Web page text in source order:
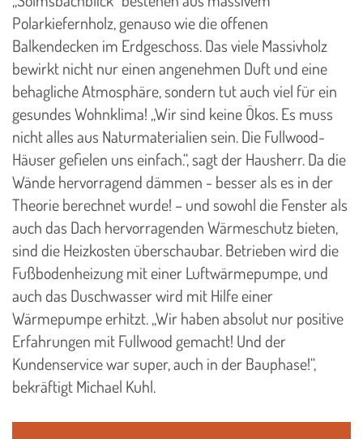
Polarkiefernholz, genauso wie die offenen
Balkendecken im Erdgeschoss. Das viele Massivholz
bewirkt nicht nur einen angenehmen Duft und eine
behagliche Atmosphäre, sondern tut auch viel für ein
gesundes Wohnklima! „Wir sind keine Ökos. Es muss
nicht alles aus Naturmaterialien sein. Die Fullwood-
Häuser gefielen uns einfach.“, sagt der Hausherr. Da die
Wände hervorragend dämmen - besser als es in der
Theorie berechnet wurde! – und sowohl die Fenster als
auch das Dach hervorragenden Wärmeschutz bieten,
sind die Heizkosten überschaubar. Betrieben wird die
Fußbodenheizung mit einer Luftwärmepumpe, und
auch das Duschwasser wird mit Hilfe einer
Wärmepumpe erhitzt. „Wir haben absolut nur positive
Erfahrungen mit Fullwood gemacht! Und der
Kundenservice war super, auch in der Bauphase!“,
bekräftigt Michael Kuhl.